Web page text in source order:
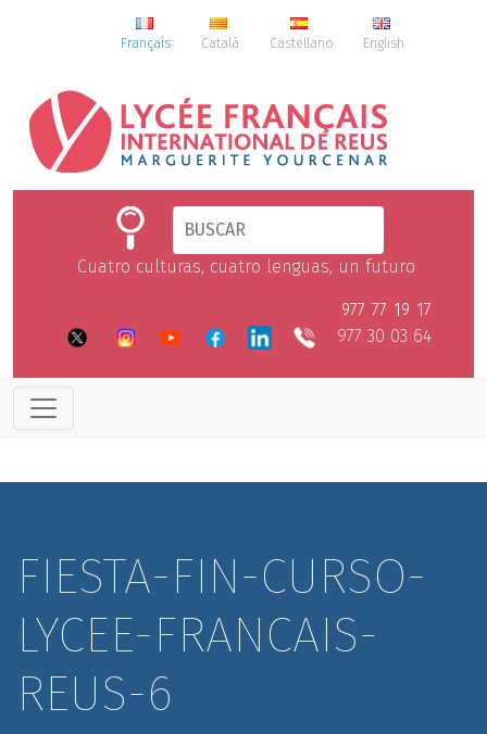
Français Català Castellano English
Cuatro culturas, cuatro lenguas, un futuro
977 77 19 17
977 30 03 64
FIESTA-FIN-CURSO-
LYCEE-FRANCAIS-
REUS-6